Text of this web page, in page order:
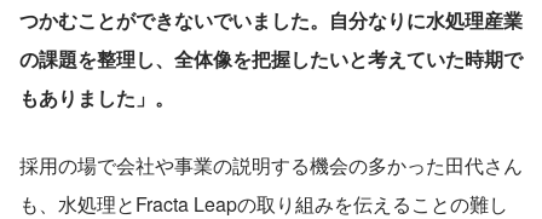
つかむことができないでいました。自分なりに水処理産業
の課題を整理し、全体像を把握したいと考えていた時期で
もありました」。
採用の場で会社や事業の説明する機会の多かった田代さん
も、水処理とFracta Leapの取り組みを伝えることの難し